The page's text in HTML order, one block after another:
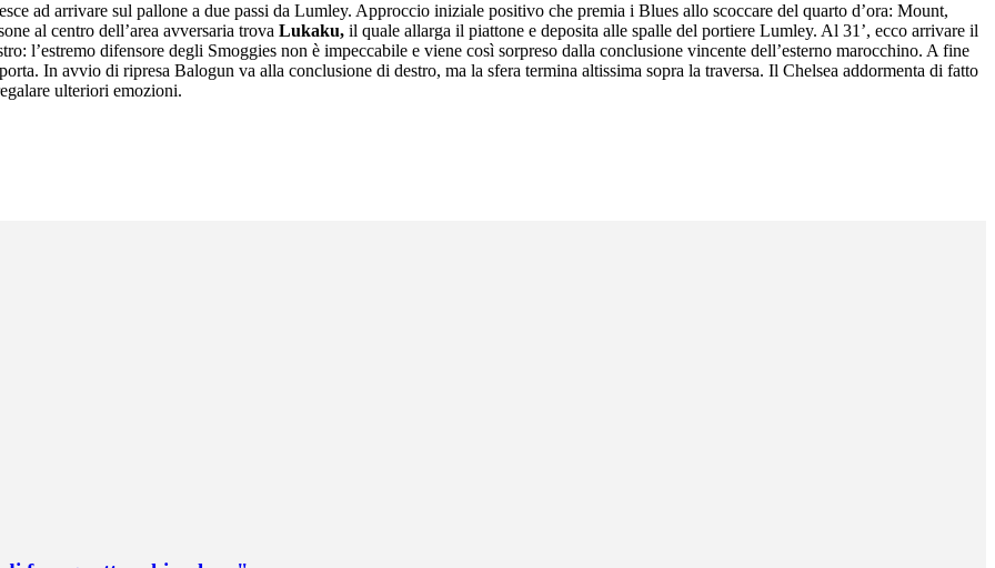
ad arrivare sul pallone a due passi da Lumley. Approccio iniziale positivo che premia i Blues allo scoccare del quarto d’ora: Mount,
al centro dell’area avversaria trova Lukaku, il quale allarga il piattone e deposita alle spalle del portiere Lumley. Al 31’, ecco arrivare il
l’estremo difensore degli Smoggies non è impeccabile e viene così sorpreso dalla conclusione vincente dell’esterno marocchino. A fine
In avvio di ripresa Balogun va alla conclusione di destro, ma la sfera termina altissima sopra la traversa. Il Chelsea addormenta di fatto
ulteriori emozioni.